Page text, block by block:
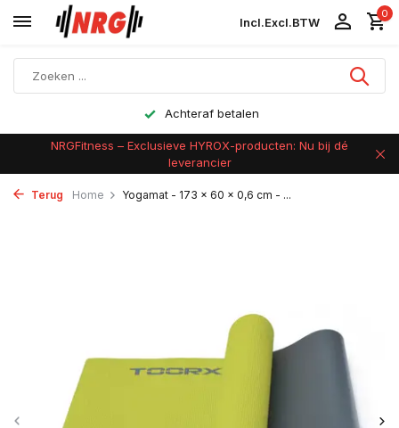
Incl.Excl.BTW
0
Achteraf betalen
NRGFitness – Exclusieve HYROX-producten: Nu bij dé
leverancier
Terug Home Yogamat - 173 x 60 x 0,6 cm - ...